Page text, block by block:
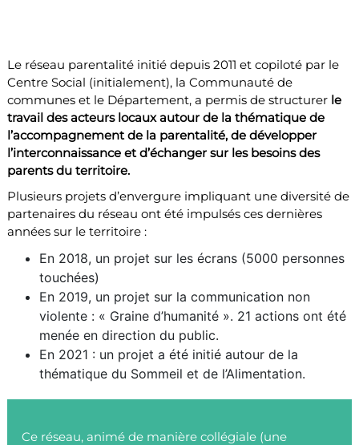
Le réseau parentalité initié depuis 2011 et copiloté par le
Centre Social (initialement), la Communauté de
communes et le Département, a permis de structurer le
travail des acteurs locaux autour de la thématique de
l’accompagnement de la parentalité, de développer
l’interconnaissance et d’échanger sur les besoins des
parents du territoire.
Plusieurs projets d’envergure impliquant une diversité de
partenaires du réseau ont été impulsés ces dernières
années sur le territoire :
En 2018, un projet sur les écrans (5000 personnes
touchées)
En 2019, un projet sur la communication non
violente : « Graine d’humanité ». 21 actions ont été
menée en direction du public.
En 2021 : un projet a été initié autour de la
thématique du Sommeil et de l’Alimentation.
Ce réseau, animé de manière collégiale (une